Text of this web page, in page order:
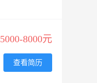
5000-8000元
查看简历